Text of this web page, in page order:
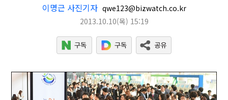
이명근 사진기자 qwe123@bizwatch.co.kr
2013.10.10(목) 15:19